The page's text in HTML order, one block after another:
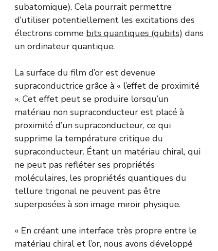
subatomique). Cela pourrait permettre
d’utiliser potentiellement les excitations des
électrons comme bits quantiques (qubits) dans
un ordinateur quantique.
La surface du film d’or est devenue
supraconductrice grâce à « l’effet de proximité
». Cet effet peut se produire lorsqu’un
matériau non supraconducteur est placé à
proximité d’un supraconducteur, ce qui
supprime la température critique du
supraconducteur. Étant un matériau chiral, qui
ne peut pas refléter ses propriétés
moléculaires, les propriétés quantiques du
tellure trigonal ne peuvent pas être
superposées à son image miroir physique.
« En créant une interface très propre entre le
matériau chiral et l’or, nous avons développé